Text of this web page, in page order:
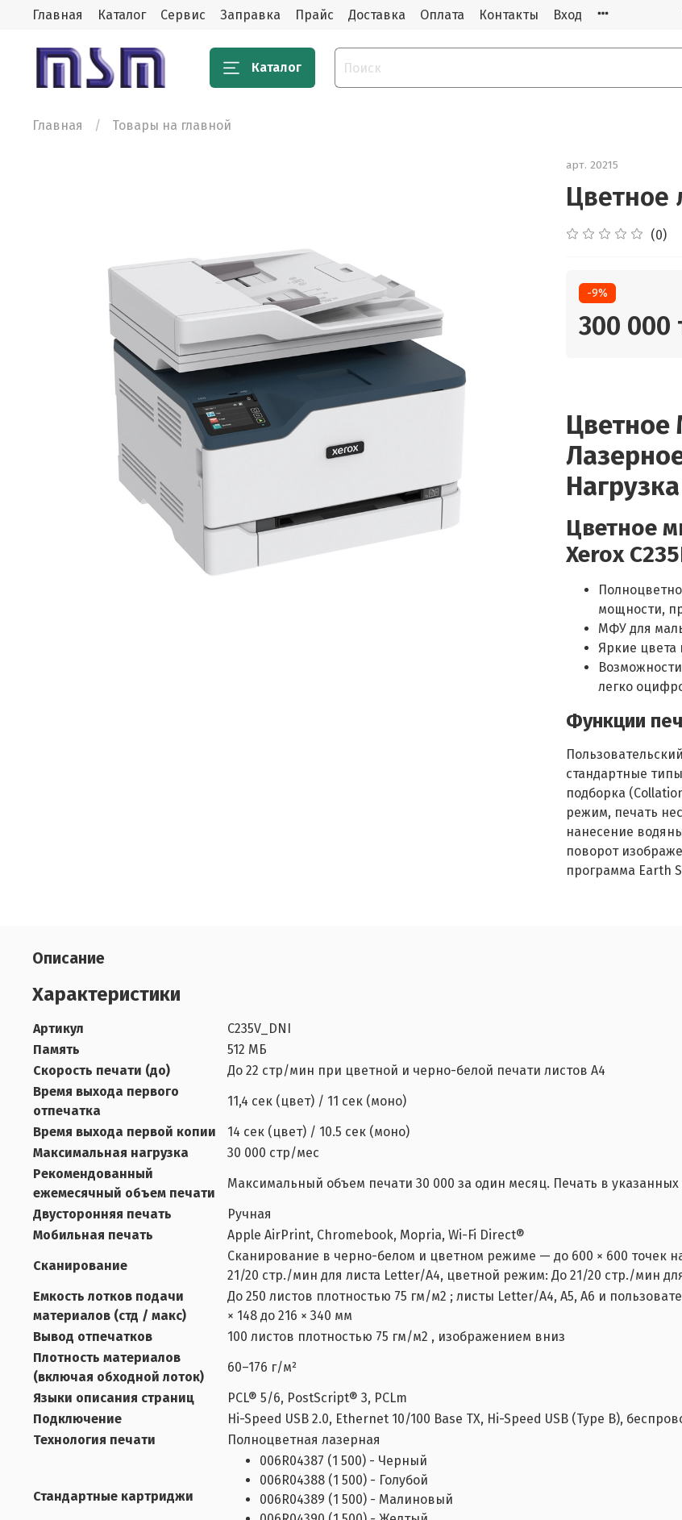
Главная Каталог Сервис Заправка Прайс Доставка Оплата Контакты Вход
Каталог
Главная Товары на главной
арт. 20215
Цветное
(0)
-9%
300 000
Цветное
Цветное
Xerox
мощности,
МФУ для
Яркие
легко
Функции
стандартные
подборка
режим, печать
нанесение
поворот
программа Earth
Описание
Характеристики
Артикул
C235V_DNI
Память
512 МБ
Скорость печати (до)
До 22 стр/мин при цветной и черно-белой печати листов A4
Время выхода первого
отпечатка
11,4 сек (цвет) / 11 сек (моно)
Время выхода первой копии
14 сек (цвет) / 10.5 сек (моно)
Максимальная нагрузка
30 000 стр/мес
Рекомендованный
ежемесячный объем печати
Максимальный объем печати 30 000 за один месяц. Печать в
Двусторонняя печать
Ручная
Мобильная печать
Apple AirPrint, Chromebook, Mopria, Wi-Fi Direct®
Сканирование
Сканирование в черно-белом и цветном режиме — до 600 × 600 точек
21/20 стр./мин для листа Letter/A4, цветной режим: До 21/20 стр./мин
Емкость лотков подачи
материалов (стд / макс)
До 250 листов плотностью 75 гм/м2 ; листы Letter/A4, A5, A6 и
× 148 до 216 × 340 мм
Вывод отпечатков
100 листов плотностью 75 гм/м2 , изображением вниз
Плотность материалов
(включая обходной лоток)
60–176 г/м²
Языки описания страниц
PCL® 5/6, PostScript® 3, PCLm
Подключение
Hi-Speed USB 2.0, Ethernet 10/100 Base TX, Hi-Speed USB (Type B),
Технология печати
Полноцветная лазерная
Стандартные картриджи
006R04387 (1 500) - Черный
006R04388 (1 500) - Голубой
006R04389 (1 500) - Малиновый